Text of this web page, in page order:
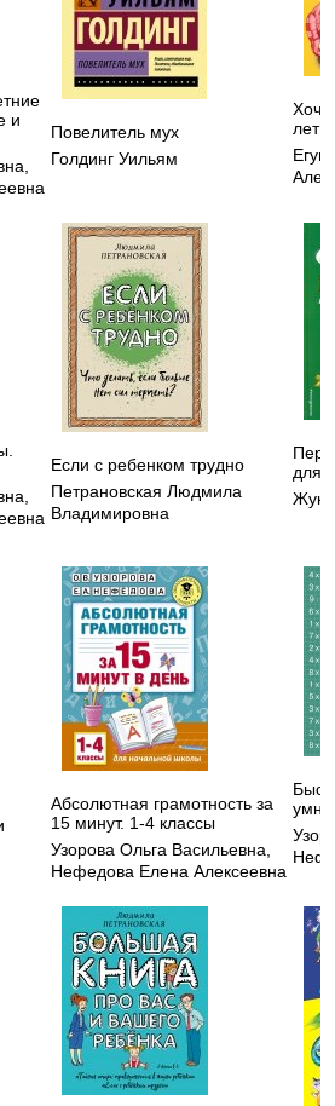
и
Повелитель мух
Голдинг Уильям
Хочу
лет
Если с ребенком трудно
Петрановская Людмила
Владимировна
для
Абсолютная грамотность за
15 минут. 1-4 классы
Узорова Ольга Васильевна
Нефедова Елена Алексеевна